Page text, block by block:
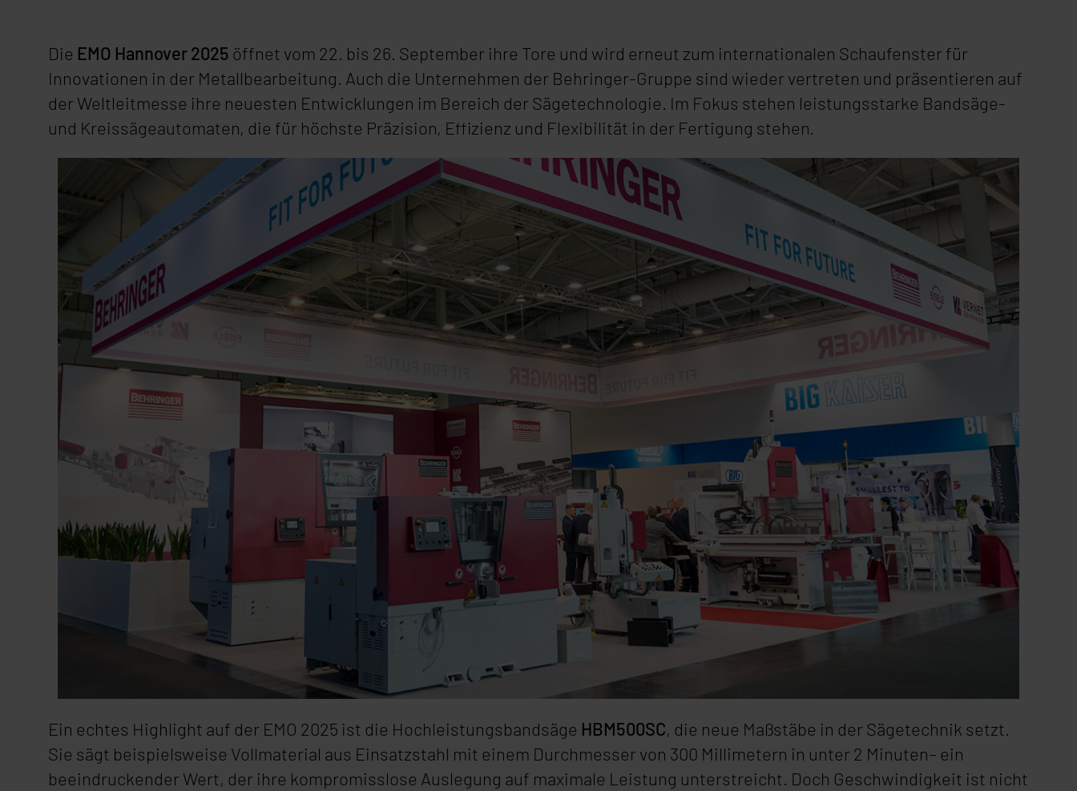
Die EMO Hannover 2025 öffnet vom 22. bis 26. September ihre Tore und wird erneut zum internationalen Schaufenster für
Innovationen in der Metallbearbeitung. Auch die Unternehmen der Behringer-Gruppe sind wieder vertreten und präsentieren auf
der Weltleitmesse ihre neuesten Entwicklungen im Bereich der Sägetechnologie. Im Fokus stehen leistungsstarke Bandsäge-
und Kreissägeautomaten, die für höchste Präzision, Effizienz und Flexibilität in der Fertigung stehen.
Ein echtes Highlight auf der EMO 2025 ist die Hochleistungsbandsäge HBM500SC, die neue Maßstäbe in der Sägetechnik setzt.
Sie sägt beispielsweise Vollmaterial aus Einsatzstahl mit einem Durchmesser von 300 Millimetern in unter 2 Minuten– ein
beeindruckender Wert, der ihre kompromisslose Auslegung auf maximale Leistung unterstreicht. Doch Geschwindigkeit ist nicht